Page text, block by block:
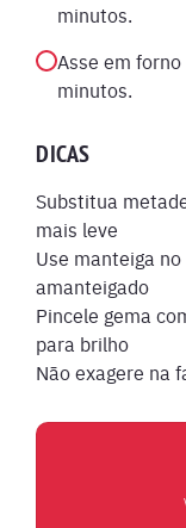
minutos.
Asse em
minutos.
DICAS
Substitua
mais leve
Use manteiga
amanteigado
Pincele gema
para brilho
Não exagere na